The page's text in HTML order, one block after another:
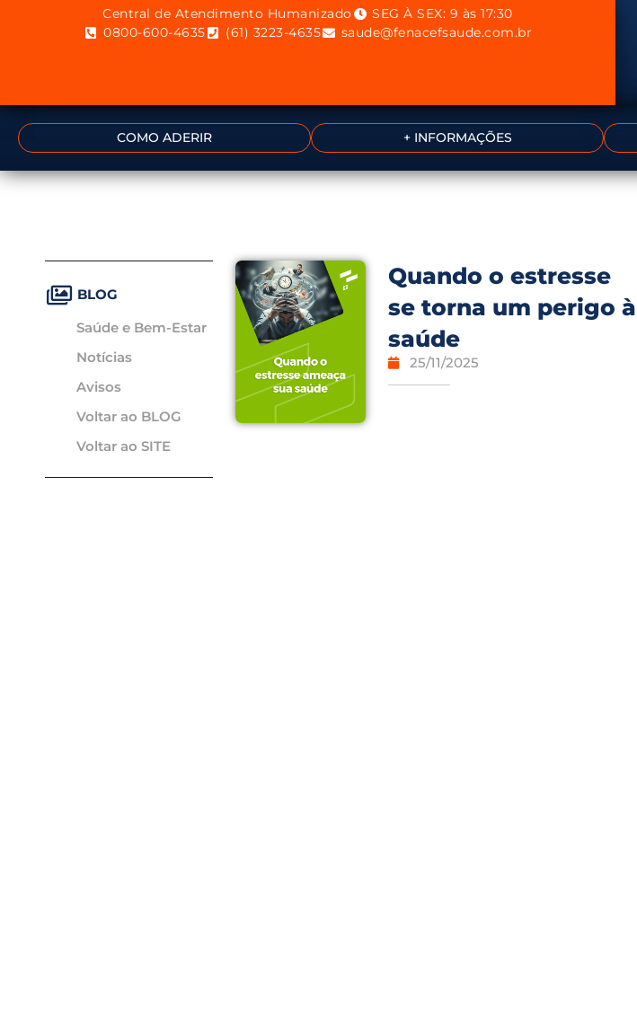
Central de Atendimento Humanizado
SEG À SEX: 9 às 17:30
0800-600-4635
(61) 3223-4635 saude@fenacefsaude.com.br
COMO ADERIR + INFORMAÇÕES
BLOG
Saúde e Bem-Estar
Notícias
Avisos
Voltar ao BLOG
Voltar ao SITE
Quando o estresse
se torna um perigo à
saúde
25/11/2025